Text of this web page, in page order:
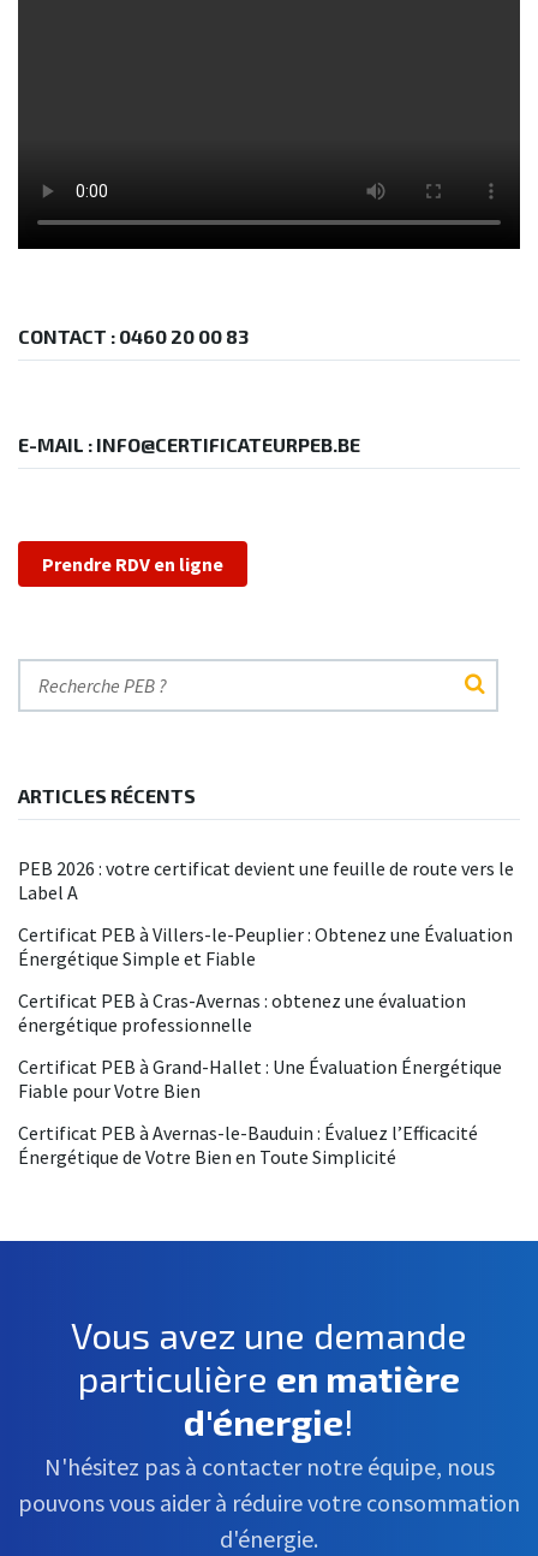
CONTACT : 0460 20 00 83
E-MAIL : INFO@CERTIFICATEURPEB.BE
Prendre RDV en ligne
ARTICLES RÉCENTS
PEB 2026 : votre certificat devient une feuille de route vers le
Label A
Certificat PEB à Villers-le-Peuplier : Obtenez une Évaluation
Énergétique Simple et Fiable
Certificat PEB à Cras-Avernas : obtenez une évaluation
énergétique professionnelle
Certificat PEB à Grand-Hallet : Une Évaluation Énergétique
Fiable pour Votre Bien
Certificat PEB à Avernas-le-Bauduin : Évaluez l’Efficacité
Énergétique de Votre Bien en Toute Simplicité
Vous avez une demande
particulière en matière
d'énergie!
N'hésitez pas à contacter notre équipe, nous
pouvons vous aider à réduire votre consommation
d'énergie.